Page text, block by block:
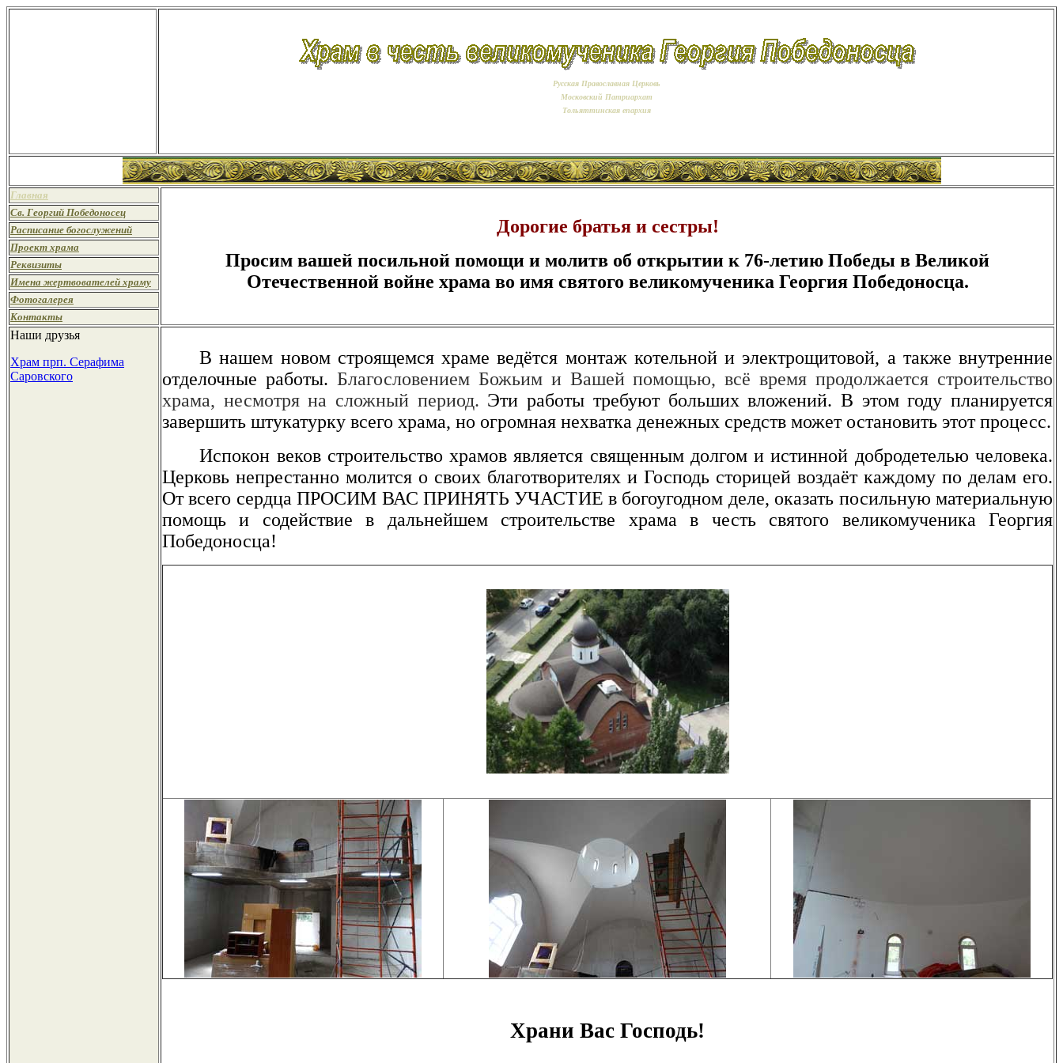
Русская Православная Церковь
Московский Патриархат
Тольяттинская епархия
Главная
Дорогие братья и сестры!
Просим вашей посильной помощи и молитв об открытии к 76-летию Победы в Великой
Отечественной войне храма во имя святого великомученика Георгия Победоносца.
Св. Георгий Победоносец
Расписание богослужений
Проект храма
Реквизиты
Имена жертвователей храму
Фотогалерея
Контакты
Наши друзья
Храм прп. Серафима
Саровского
В нашем новом строящемся храме ведётся монтаж котельной и электрощитовой, а также внутренние
отделочные работы. Благословением Божьим и Вашей помощью, всё время продолжается строительство
храма, несмотря на сложный период. Эти работы требуют больших вложений. В этом году планируется
завершить штукатурку всего храма, но огромная нехватка денежных средств может остановить этот процесс.
Испокон веков строительство храмов является священным долгом и истинной добродетелью человека.
Церковь непрестанно молится о своих благотворителях и Господь сторицей воздаёт каждому по делам его.
От всего сердца ПРОСИМ ВАС ПРИНЯТЬ УЧАСТИЕ в богоугодном деле, оказать посильную материальную
помощь и содействие в дальнейшем строительстве храма в честь святого великомученика Георгия
Победоносца!
Храни Вас Господь!